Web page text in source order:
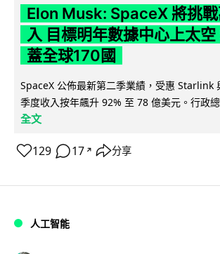
Elon Musk: SpaceX 將挑
入 目標明年數據中心上太
蓋全球170國
SpaceX 公佈最新第二季業績，受惠 Starlink
季度收入按年飆升 92% 至 78 億美元。行政
全文
129 17 ↗ 分享
人工智能